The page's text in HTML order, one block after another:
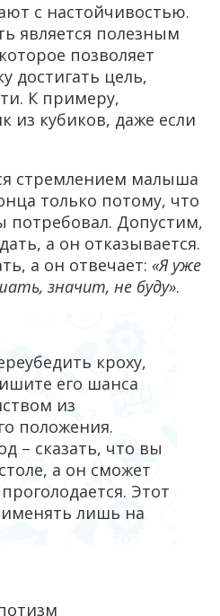
с настойчивостью.
является полезным
позволяет
достигать цель,
К примеру,
из кубиков, даже если
стремлением малыша
только потому, что
потребовал. Допустим,
а он отказывается.
а он отвечает: «Я уже
значит, не буду».
кроху,
его шанса
из
положения.
– сказать, что вы
а он сможет
Этот
лишь на